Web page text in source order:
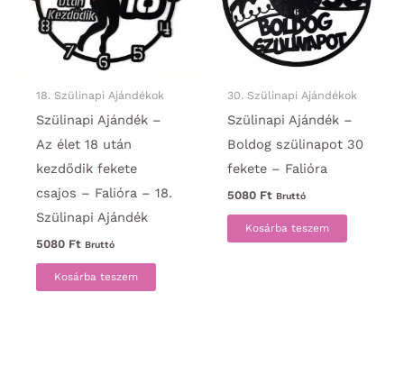
18. Szülinapi Ajándékok
Szülinapi Ajándék –
Az élet 18 után
kezdődik fekete
csajos – Falióra – 18.
Szülinapi Ajándék
5080 Ft Bruttó
Kosárba teszem
30. Szülinapi Ajándékok
Szülinapi Ajándék –
Boldog szülinapot 30
fekete – Falióra
5080 Ft Bruttó
Kosárba teszem